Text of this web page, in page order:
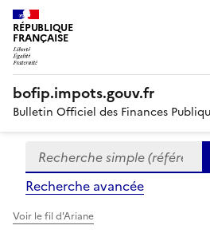
RÉPUBLIQUE
FRANÇAISE
bofip.impots.gouv.fr
Bulletin Officiel des Finances
Formulaire
de
recherche
Recherche simple
Recherche avancée
Voir le fil d'Ariane